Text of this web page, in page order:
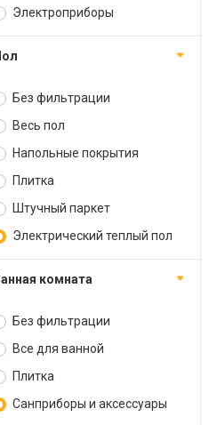
Электроприборы
Пол
Без фильтрации
Весь пол
Напольные покрытия
Плитка
Штучный паркет
Электрический теплый пол
Ванная комната
Без фильтрации
Все для ванной
Плитка
Санприборы и аксессуары